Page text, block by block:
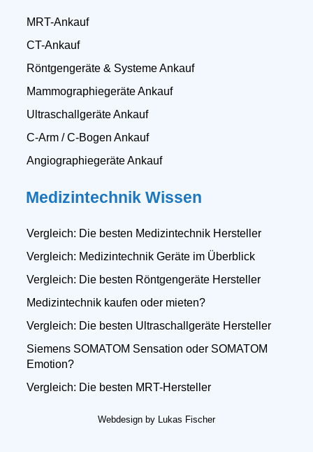
MRT-Ankauf
CT-Ankauf
Röntgengeräte & Systeme Ankauf
Mammographiegeräte Ankauf
Ultraschallgeräte Ankauf
C-Arm / C-Bogen Ankauf
Angiographiegeräte Ankauf
Medizintechnik Wissen
Vergleich: Die besten Medizintechnik Hersteller
Vergleich: Medizintechnik Geräte im Überblick
Vergleich: Die besten Röntgengeräte Hersteller
Medizintechnik kaufen oder mieten?
Vergleich: Die besten Ultraschallgeräte Hersteller
Siemens SOMATOM Sensation oder SOMATOM
Emotion?
Vergleich: Die besten MRT-Hersteller
Webdesign by Lukas Fischer